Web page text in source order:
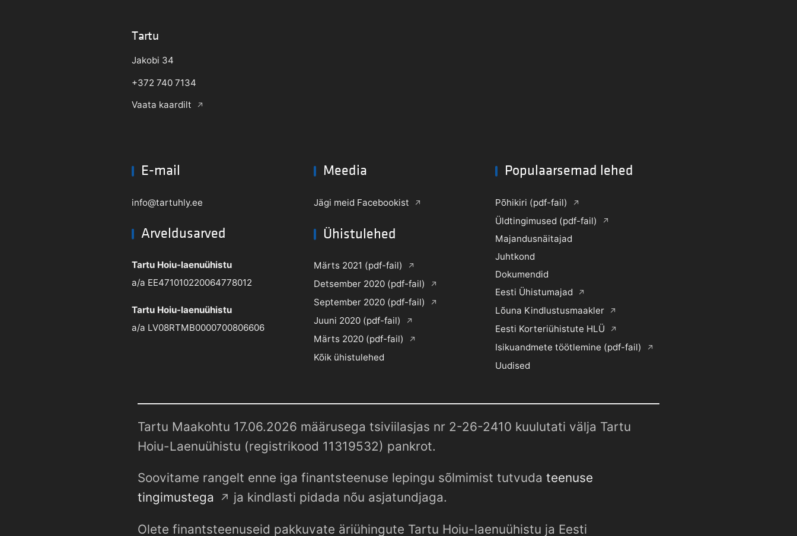
Tartu
Jakobi 34
+372 740 7134
Vaata kaardilt
E-mail
info@tartuhly.ee
Arveldusarved
Tartu Hoiu-laenuühistu
a/a EE471010220064778012
Tartu Hoiu-laenuühistu
a/a LV08RTMB0000700806606
Meedia
Jägi meid Facebookist
Ühistulehed
Märts 2021 (pdf-fail)
Detsember 2020 (pdf-fail)
September 2020 (pdf-fail)
Juuni 2020 (pdf-fail)
Märts 2020 (pdf-fail)
Kõik ühistulehed
Populaarsemad lehed
Põhikiri (pdf-fail)
Üldtingimused (pdf-fail)
Majandusnäitajad
Juhtkond
Dokumendid
Eesti Ühistumajad
Lõuna Kindlustusmaakler
Eesti Korteriühistute HLÜ
Isikuandmete töötlemine (pdf-fail)
Uudised
Tartu Maakohtu 17.06.2026 määrusega tsiviilasjas nr 2-26-2410 kuulutati välja Tartu
Hoiu-Laenuühistu (registrikood 11319532) pankrot.
Soovitame rangelt enne iga finantsteenuse lepingu sõlmimist tutvuda teenuse
tingimustega
ja kindlasti pidada nõu asjatundjaga.
Olete finantsteenuseid pakkuvate äriühingute Tartu Hoiu-laenuühistu ja Eesti